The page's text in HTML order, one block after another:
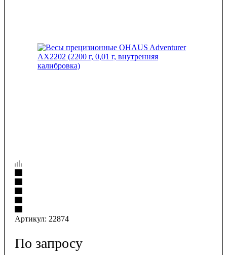
Артикул: 22874
По запросу